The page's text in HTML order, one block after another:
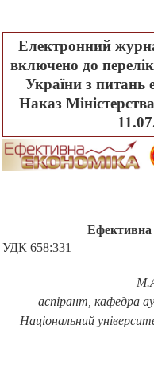
Електронний
включено до
України з питань
Наказ
Ефективна
УДК 658:331
аспірант, кафедра
Національний